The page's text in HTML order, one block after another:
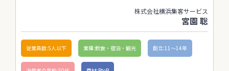
株式会社横浜集客サービス
宮園 聡
従業員数:5人以下 業種:飲食・宿泊・観光 創立:11〜14年